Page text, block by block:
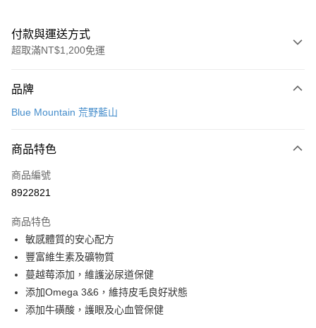
付款與運送方式
超取滿NT$1,200免運
信用卡一次付款
3 期 0 利率 每期
合作金庫商業銀行
上海商業儲蓄銀行
臺灣中小企業銀行
匯豐（台灣）商業銀行
聯邦商業銀行
元大商業銀行
玉山商業銀行
星展（台灣）商業銀行
台灣樂天信用卡公司
合作金庫商業銀行
上海商業儲蓄銀行
國泰世華商業銀行
匯豐（台灣）商業銀行
聯邦商業銀行
元大商業銀行
永豐商業銀行
玉山商業銀行
12 期 0 利率 每期
華南商業銀行
上海商業儲蓄銀行
國泰世華商業銀行
臺灣中小企業銀行
聯邦商業銀行
遠東國際商業銀行
元大商業銀行
華南商業銀行
上海商業儲蓄銀行
兆豐國際商業銀行
台中商業銀行
匯豐（台灣）商業銀行
華泰商業銀行
超商取貨付款
LINE Pay
Apple Pay
貨到付款
品牌
Blue Mountain 荒野藍山
商品特色
商品編號
8922821
商品特色
敏感體質的安心配方
豐富維生素及礦物質
蔓越莓添加，維護泌尿道保健
添加Omega 3&6，維持皮毛良好狀態
添加牛磺酸，護眼及心血管保健